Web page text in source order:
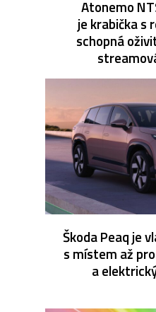
Atonemo
je krabička s
schopná
Škoda Peaq je
s místem až
a